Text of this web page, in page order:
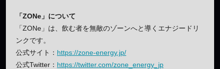
「ZONe」について
「ZONe」は、飲む者を無敵のゾーンへと導くエナジードリ
ンクです。
公式サイト： https://zone-energy.jp/
公式Twitter： https://twitter.com/zone_energy_jp